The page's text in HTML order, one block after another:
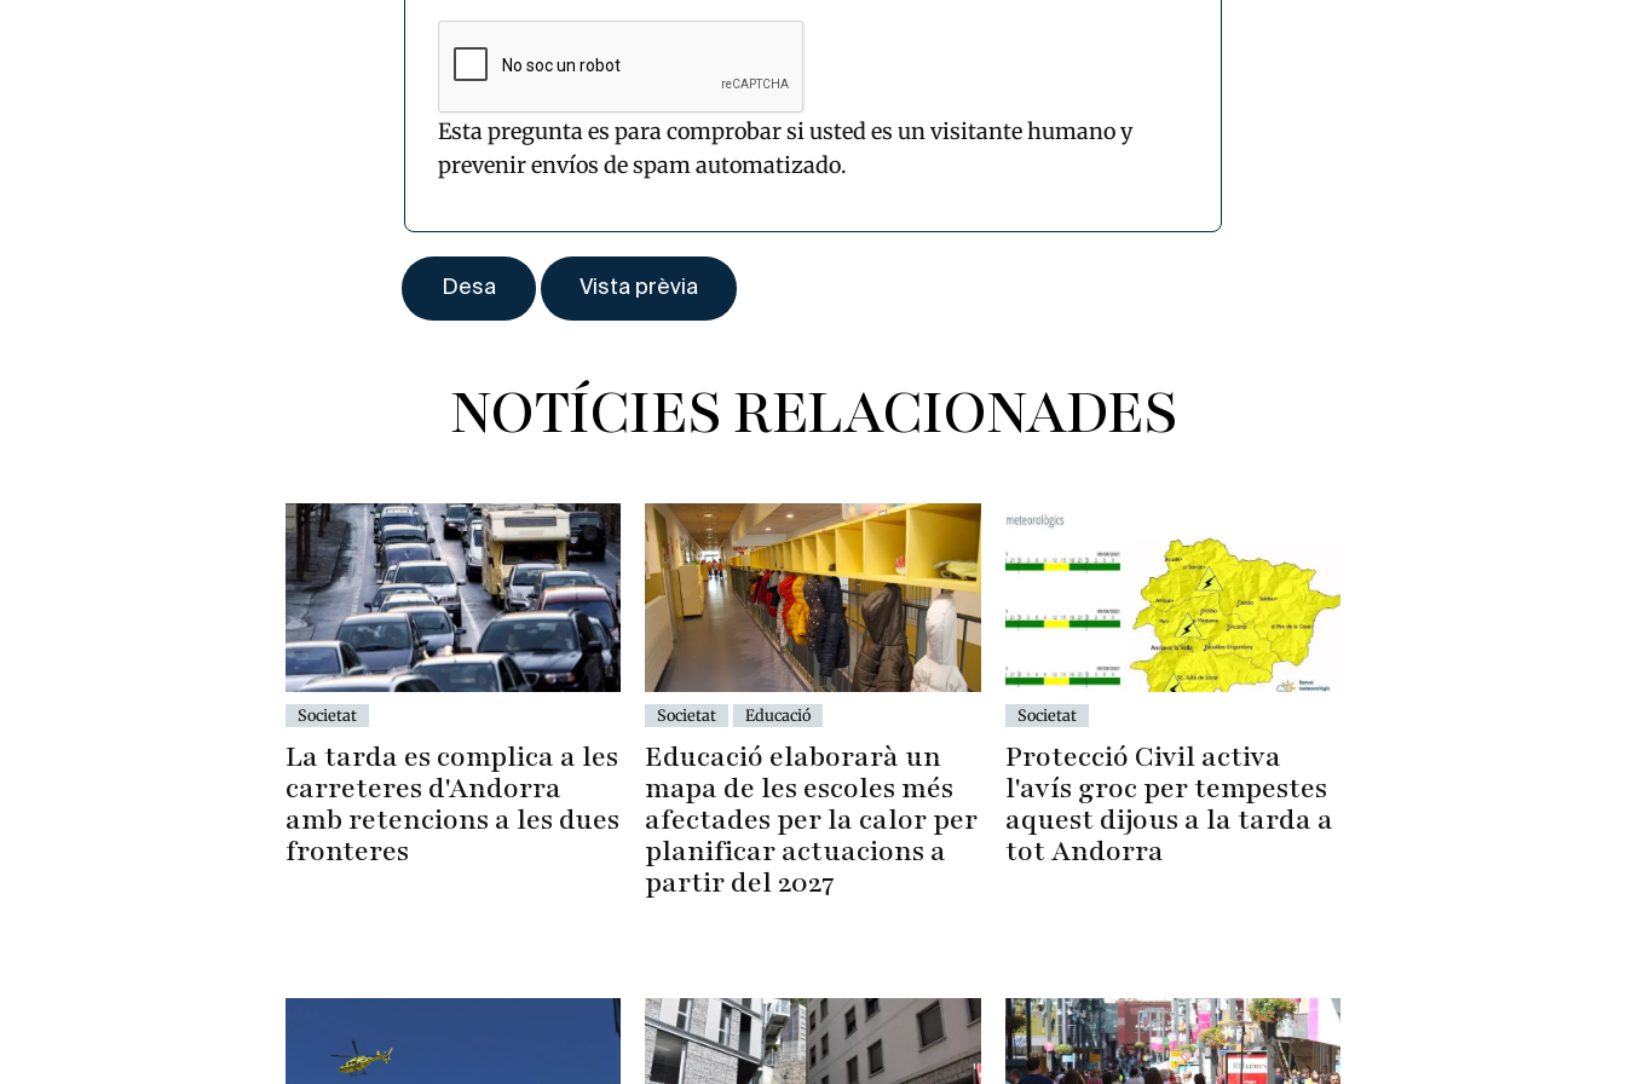
Esta pregunta es para comprobar si usted es un visitante humano y
prevenir envíos de spam automatizado.
NOTÍCIES RELACIONADES
Societat
La tarda es complica a les
carreteres d'Andorra
amb retencions a les dues
fronteres
Societat Educació
Educació elaborarà un
mapa de les escoles més
afectades per la calor per
planificar actuacions a
partir del 2027
Societat
Protecció Civil activa
l'avís groc per tempestes
aquest dijous a la tarda a
tot Andorra